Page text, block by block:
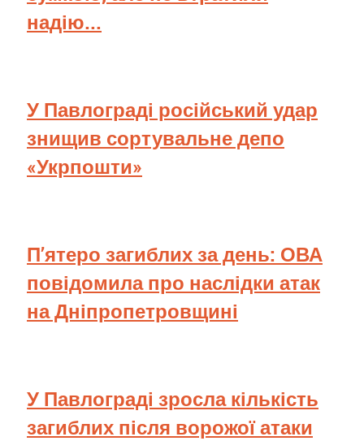
надію...
У Павлограді російський удар
знищив сортувальне депо
«Укрпошти»
П’ятеро загиблих за день: ОВА
повідомила про наслідки атак
на Дніпропетровщині
У Павлограді зросла кількість
загиблих після ворожої атаки